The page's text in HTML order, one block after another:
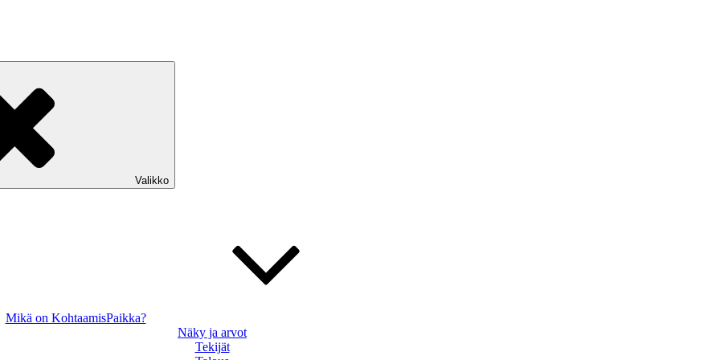
Valikko
Mikä on KohtaamisPaikka?
Näky ja arvot
Tekijät